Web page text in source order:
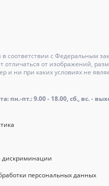
соответствии с Федеральным
отличаться от изображений,
и ни при каких условиях не
пн.-пт.: 9.00 - 18.00, сб., вс. -
дискриминации
персональных данных